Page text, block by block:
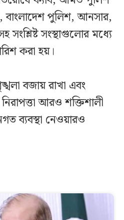
বাংলাদেশ পুলিশ, আনসার,
সংশ্লিষ্ট সংস্থাগুলোর মধ্যে
করা হয়।
বজায় রাখা এবং
আরও শক্তিশালী
ব্যবস্থা নেওয়ারও